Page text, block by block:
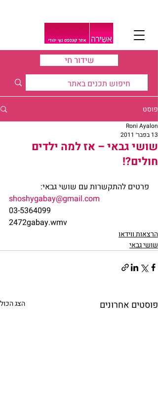
שידור חי
פוסט
שושי גבאי – אז למה ילדים
חולים?!
Roni Ayalon
13 בפבר׳ 2011
פרטים להתקשרות עם שושי גבאי:
shoshygabay@gmail.com
03-5364099
2472gabay.wmv
הרצאות ווידאו
שושי גבאי
פוסטים אחרונים הצג הכול